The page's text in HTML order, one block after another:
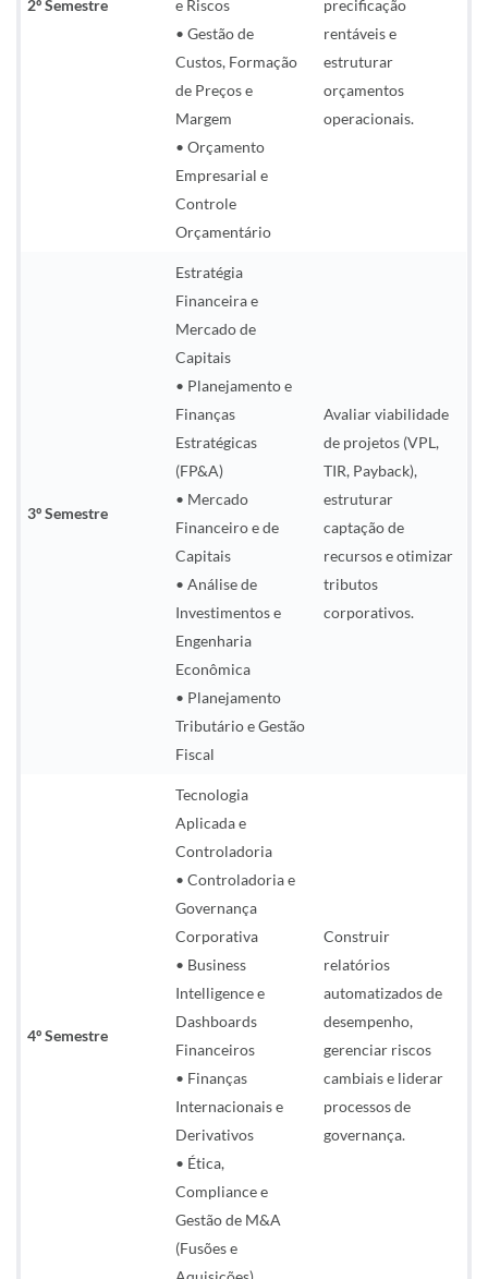
2º Semestre
e Riscos
• Gestão de
Custos, Formação
de Preços e
Margem
• Orçamento
Empresarial e
Controle
Orçamentário
precificação
rentáveis e
estruturar
orçamentos
operacionais.
3º Semestre
Estratégia
Financeira e
Mercado de
Capitais
• Planejamento e
Finanças
Estratégicas
(FP&A)
• Mercado
Financeiro e de
Capitais
• Análise de
Investimentos e
Engenharia
Econômica
• Planejamento
Tributário e Gestão
Fiscal
Avaliar viabilidade
de projetos (VPL,
TIR, Payback),
estruturar
captação de
recursos e otimizar
tributos
corporativos.
4º Semestre
Tecnologia
Aplicada e
Controladoria
• Controladoria e
Governança
Corporativa
• Business
Intelligence e
Dashboards
Financeiros
• Finanças
Internacionais e
Derivativos
• Ética,
Compliance e
Gestão de M&A
(Fusões e
Construir
relatórios
automatizados de
desempenho,
gerenciar riscos
cambiais e liderar
processos de
governança.